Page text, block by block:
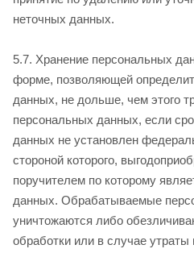
неточных данных.
5.7. Хранение персональных
форме, позволяющей
данных, не дольше, чем этого
персональных данных, если
данных не установлен
стороной которого,
поручителем по которому
данных. Обрабатываемые
уничтожаются либо
обработки или в случае